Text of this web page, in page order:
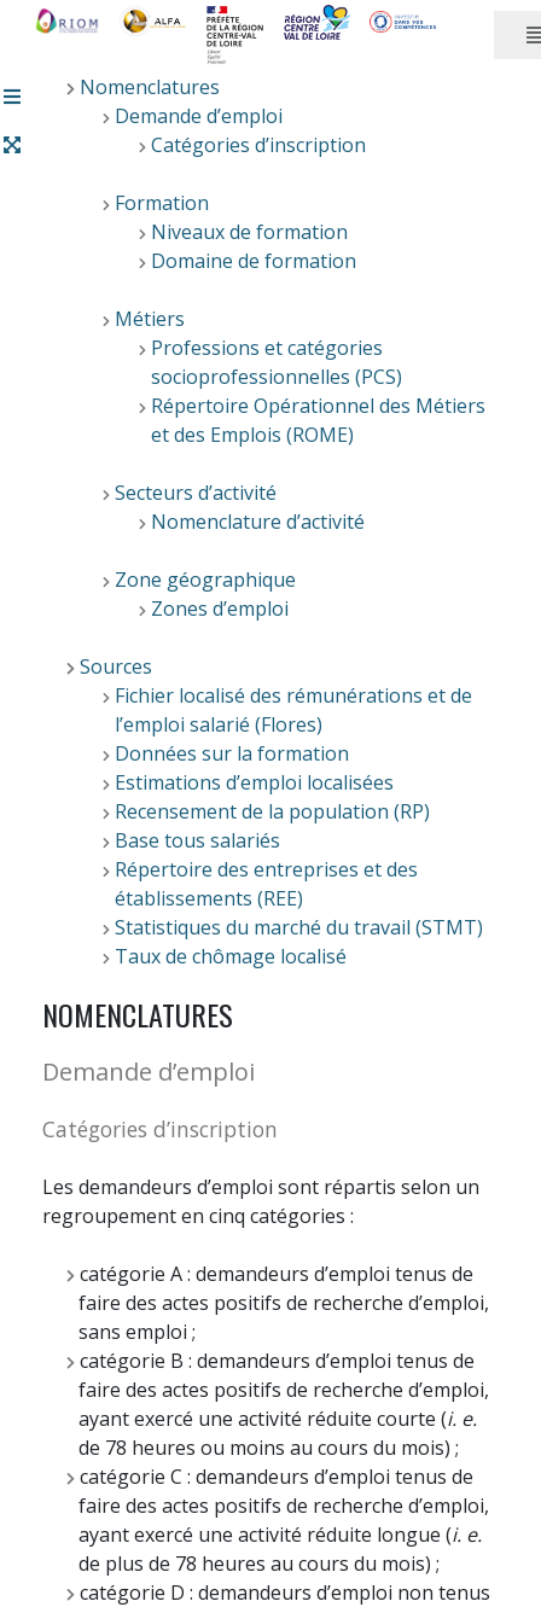
Nomenclatures
Demande d’emploi
Catégories d’inscription
Formation
Niveaux de formation
Domaine de formation
Métiers
Professions et catégories
socioprofessionnelles (PCS)
Répertoire Opérationnel des Métiers
et des Emplois (ROME)
Secteurs d’activité
Nomenclature d’activité
Zone géographique
Zones d’emploi
Sources
Fichier localisé des rémunérations et de
l’emploi salarié (Flores)
Données sur la formation
Estimations d’emploi localisées
Recensement de la population (RP)
Base tous salariés
Répertoire des entreprises et des
établissements (REE)
Statistiques du marché du travail (STMT)
Taux de chômage localisé
NOMENCLATURES
Demande d’emploi
Catégories d’inscription
Les demandeurs d’emploi sont répartis selon un
regroupement en cinq catégories :
catégorie A : demandeurs d’emploi tenus de
faire des actes positifs de recherche d’emploi,
sans emploi ;
catégorie B : demandeurs d’emploi tenus de
faire des actes positifs de recherche d’emploi,
ayant exercé une activité réduite courte (i. e.
de 78 heures ou moins au cours du mois) ;
catégorie C : demandeurs d’emploi tenus de
faire des actes positifs de recherche d’emploi,
ayant exercé une activité réduite longue (i. e.
de plus de 78 heures au cours du mois) ;
catégorie D : demandeurs d’emploi non tenus
Panneau de gestion des cookies